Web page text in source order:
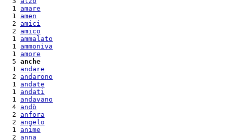
  1
amare
  1
amen
  2
amici
  2
amico
  1
ammalato
  1
ammoniva
  1
amore
  5
anche
  1
andare
  2
andarono
  1
andate
  1
andati
  1
andavano
  4
andò
  2
anfora
  2
angelo
  1
anime
  2
anna